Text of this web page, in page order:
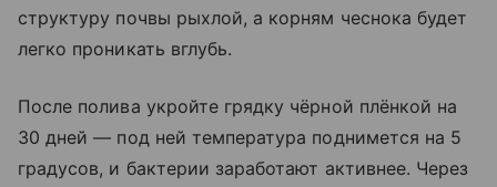
структуру почвы рыхлой, а корням чеснока будет
легко проникать вглубь.
После полива укройте грядку чёрной плёнкой на
30 дней — под ней температура поднимется на 5
градусов, и бактерии заработают активнее. Через